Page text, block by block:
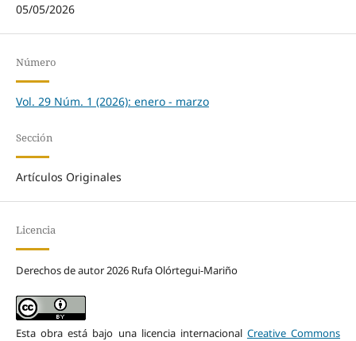
05/05/2026
Número
Vol. 29 Núm. 1 (2026): enero - marzo
Sección
Artículos Originales
Licencia
Derechos de autor 2026 Rufa Olórtegui-Mariño
Esta obra está bajo una licencia internacional Creative Commons